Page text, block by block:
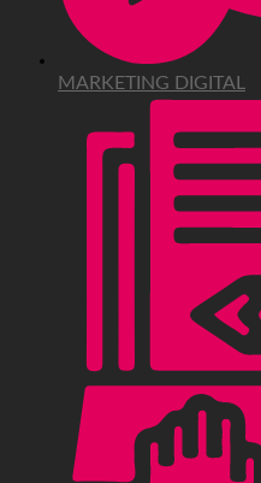
MARKETING DIGITAL